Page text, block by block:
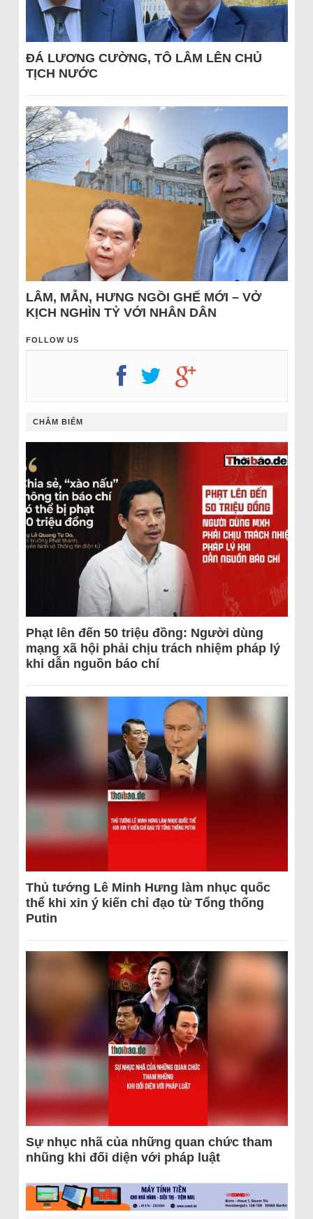
ĐÁ LƯƠNG CƯỜNG, TÔ LÂM LÊN CHỦ
TỊCH NƯỚC
LÂM, MẪN, HƯNG NGỒI GHẾ MỚI – VỞ
KỊCH NGHÌN TỶ VỚI NHÂN DÂN
FOLLOW US
CHÂM BIẾM
Phạt lên đến 50 triệu đồng: Người dùng
mạng xã hội phải chịu trách nhiệm pháp lý
khi dẫn nguồn báo chí
Thủ tướng Lê Minh Hưng làm nhục quốc
thể khi xin ý kiến chỉ đạo từ Tổng thống
Putin
Sự nhục nhã của những quan chức tham
nhũng khi đối diện với pháp luật